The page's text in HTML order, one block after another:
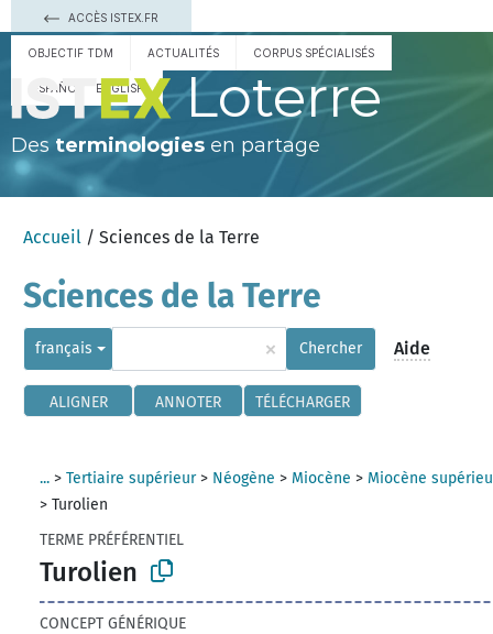
ACCÈS ISTEX.FR
OBJECTIF TDM ACTUALITÉS CORPUS SPÉCIALISÉS
ESPAÑOL ENGLISH Loterre
Des terminologies en partage
Accueil / Sciences de la Terre
Sciences de la Terre
français × Chercher Aide
ALIGNER ANNOTER TÉLÉCHARGER
... >Tertiaire supérieur> Néogène > Miocène > Miocène
>Turolien
TERME PRÉFÉRENTIEL
Turolien
CONCEPT GÉNÉRIQUE